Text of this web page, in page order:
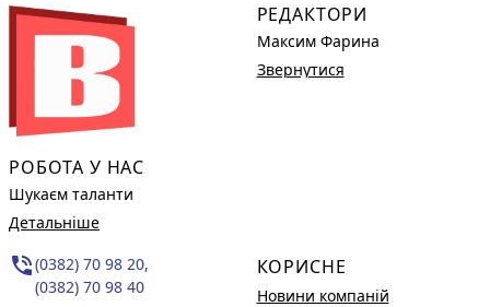
РОБОТА У НАС
Шукаєм таланти
Детальніше
phone_in_talk(0382) 70 98 20,
(0382) 70 98 40
РЕДАКТОРИ
Максим Фарина
Звернутися
КОРИСНЕ
Новини компаній